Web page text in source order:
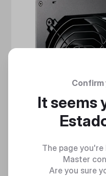
It seems
The page
Master
Are you sure